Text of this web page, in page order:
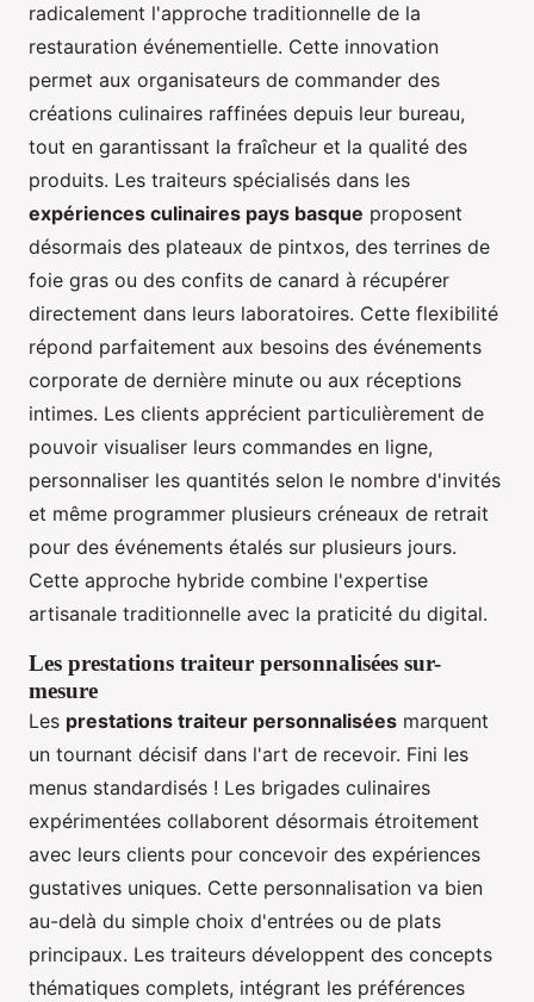
radicalement l'approche traditionnelle de la
restauration événementielle. Cette innovation
permet aux organisateurs de commander des
créations culinaires raffinées depuis leur bureau,
tout en garantissant la fraîcheur et la qualité des
produits. Les traiteurs spécialisés dans les
expériences culinaires pays basque proposent
désormais des plateaux de pintxos, des terrines de
foie gras ou des confits de canard à récupérer
directement dans leurs laboratoires. Cette flexibilité
répond parfaitement aux besoins des événements
corporate de dernière minute ou aux réceptions
intimes. Les clients apprécient particulièrement de
pouvoir visualiser leurs commandes en ligne,
personnaliser les quantités selon le nombre d'invités
et même programmer plusieurs créneaux de retrait
pour des événements étalés sur plusieurs jours.
Cette approche hybride combine l'expertise
artisanale traditionnelle avec la praticité du digital.
Les prestations traiteur personnalisées sur-
mesure
Les prestations traiteur personnalisées marquent
un tournant décisif dans l'art de recevoir. Fini les
menus standardisés ! Les brigades culinaires
expérimentées collaborent désormais étroitement
avec leurs clients pour concevoir des expériences
gustatives uniques. Cette personnalisation va bien
au-delà du simple choix d'entrées ou de plats
principaux. Les traiteurs développent des concepts
thématiques complets, intégrant les préférences